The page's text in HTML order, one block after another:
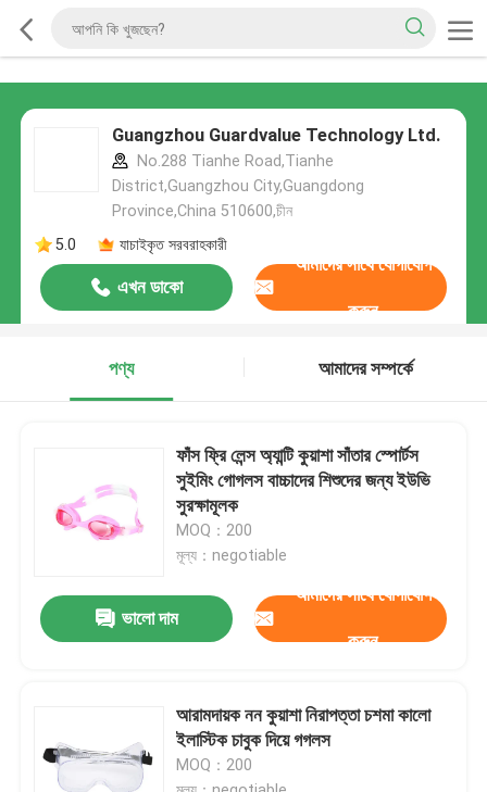
Guangzhou Guardvalue Technology Ltd.
No.288 Tianhe Road,Tianhe
District,Guangzhou City,Guangdong
Province,China 510600,চীন
5.0
যাচাইকৃত সরবরাহকারী
এখন ডাকো
আমাদের সাথে যোগাযোগ
করুন
পণ্য আমাদের সম্পর্কে
ফাঁস ফ্রি লেন্স অ্যান্টি কুয়াশা সাঁতার স্পোর্টস
সুইমিং গোগলস বাচ্চাদের শিশুদের জন্য ইউভি
সুরক্ষামূলক
MOQ：200
মূল্য：negotiable
ভালো দাম
আমাদের সাথে যোগাযোগ
করুন
আরামদায়ক নন কুয়াশা নিরাপত্তা চশমা কালো
ইলাস্টিক চাবুক দিয়ে গগলস
MOQ：200